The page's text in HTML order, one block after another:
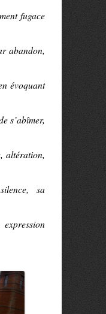
fugace
abandon,
évoquant
s’abîmer,
altération,
sa